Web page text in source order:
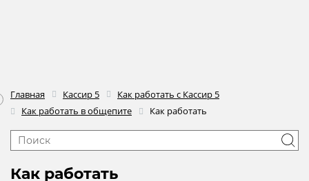
Главная Кассир 5
Как работать с Кассир 5
Как работать в общепите
Как работать
Как работать